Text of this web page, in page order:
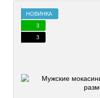
НОВИНКА
3
3